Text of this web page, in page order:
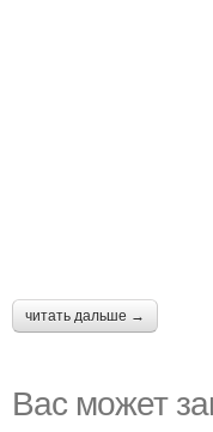
читать дальше →
Вас может